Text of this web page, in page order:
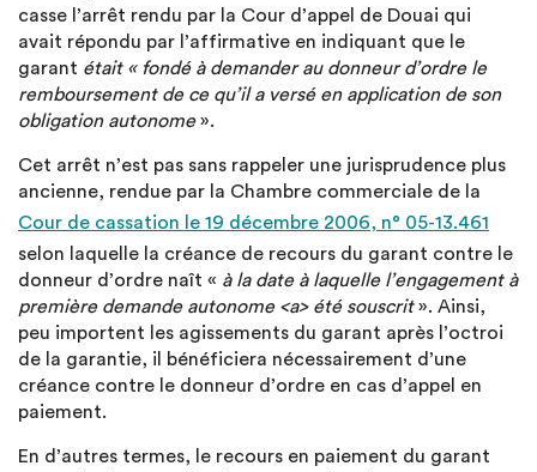
casse l’arrêt rendu par la Cour d’appel de Douai qui
avait répondu par l’affirmative en indiquant que le
garant était « fondé à demander au donneur d’ordre le
remboursement de ce qu’il a versé en application de son
obligation autonome».
Cet arrêt n’est pas sans rappeler une jurisprudence plus
ancienne, rendue par la Chambre commerciale de la
Cour de cassation le 19 décembre 2006, n° 05-13.461
selon laquelle la créance de recours du garant contre le
donneur d’ordre naît « à la date à laquelle l’engagement à
première demande autonome <a> été souscrit». Ainsi,
peu importent les agissements du garant après l’octroi
de la garantie, il bénéficiera nécessairement d’une
créance contre le donneur d’ordre en cas d’appel en
paiement.
En d’autres termes, le recours en paiement du garant